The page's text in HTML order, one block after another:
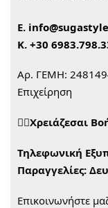
Ε.
Κ. +30
Αρ. ΓΕΜΗ:
Επιχείρηση
🙋‍♀️Χρειάζεσαι
Τηλεφωνική
Παραγγελίες:
Επικοινωνήστε